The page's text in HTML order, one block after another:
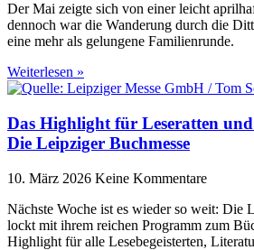
Der Mai zeigte sich von einer leicht
dennoch war die Wanderung durch die
eine mehr als gelungene Familienrunde.
Weiterlesen »
Das Highlight für Leseratten
Die Leipziger Buchmesse
10. März 2026 Keine Kommentare
Nächste Woche ist es wieder so weit: Die
lockt mit ihrem reichen Programm zum
Highlight für alle Lesebegeisterten,